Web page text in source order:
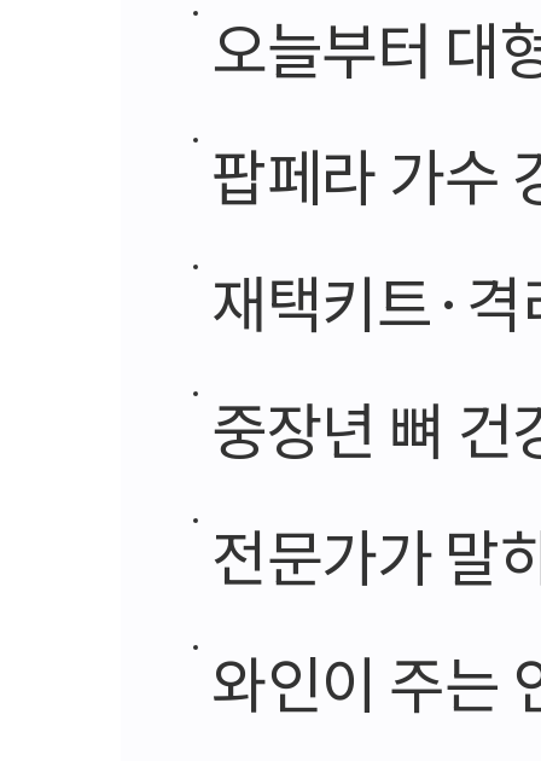
오늘부터 대
팝페라 가수
재택키트·격
중장년 뼈 건강
전문가가 말
와인이 주는